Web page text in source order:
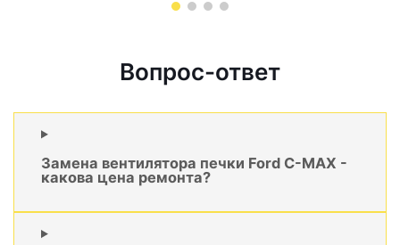
Вопрос-ответ
Замена вентилятора печки Ford C-MAX -
какова цена ремонта?